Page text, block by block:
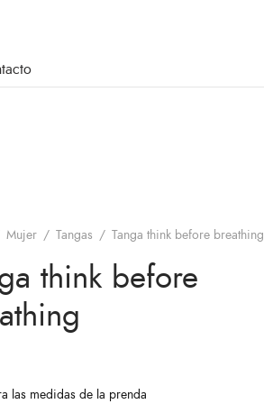
Mujer / Tangas / Tanga think before breathing
think before
las medidas de la prenda